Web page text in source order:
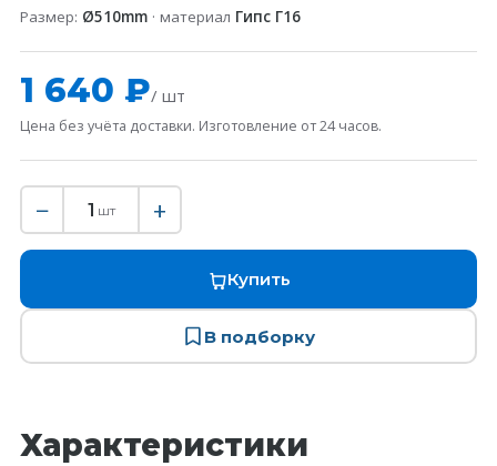
Размер: Ø510mm · материал Гипс Г16
1 640 ₽/ шт
Цена без учёта доставки. Изготовление от 24 часов.
− 1 шт +
Купить
В подборку
Характеристики